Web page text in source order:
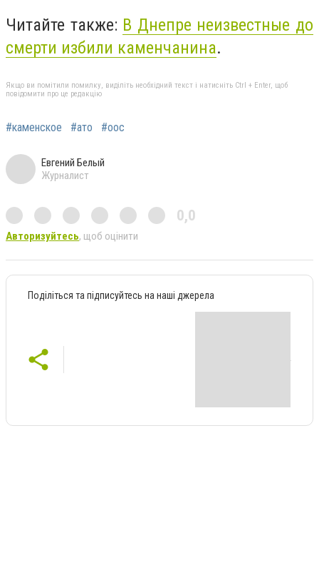
Читайте также: В Днепре неизвестные до
смерти избили каменчанина.
Якщо ви помітили помилку, виділіть необхідний текст і натисніть Ctrl + Enter, щоб
повідомити про це редакцію
#каменское #ато #оос
Евгений Белый
Журналист
0,0
Авторизуйтесь, щоб оцінити
Поділіться та підписуйтесь на наші джерела